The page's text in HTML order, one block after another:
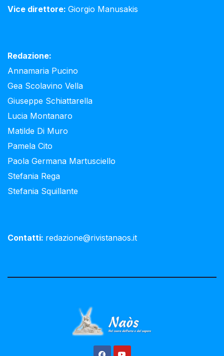
Vice direttore: Giorgio Manusakis
Redazione:
Annamaria Pucino
Gea Scolavino Vella
Giuseppe Schiattarella
Lucia Montanaro
Matilde Di Muro
Pamela Cito
Paola Germana Martusciello
Stefania Rega
Stefania Squillante
Contatti: redazione@rivistanaos.it